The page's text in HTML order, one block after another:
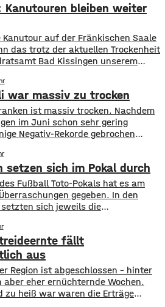
Kanutouren bleiben weiter
Kanutour auf der Fränkischen Saale
das trotz der aktuellen Trockenheit
Bad Kissingen unserem
auch grenzwertig,
Einschränkungen für Kanuten.
Saale zwischen Bad Neustadt
war massiv zu trocken
ist massiv trocken. Nachdem
im Juni schon sehr gering
Negativ-Rekorde gebrochen
Juli-Schnitts. so Zahlen des
Normalerweise fallen in diesem
pro Quadratmeter. Mehrere Orte
setzen sich im Pokal durch
Fußball Toto-Pokals hat es am
gegeben. In den
sich jeweils die
beim Landesligisten TSV
Regionalligisten Schweinfurt
jeweils mit Bayernligisten zu tun:
TSV Großbardorf
fällt
aus
Region ist abgeschlossen – hinter
eher ernüchternde Wochen.
zu heiß war waren die Erträge